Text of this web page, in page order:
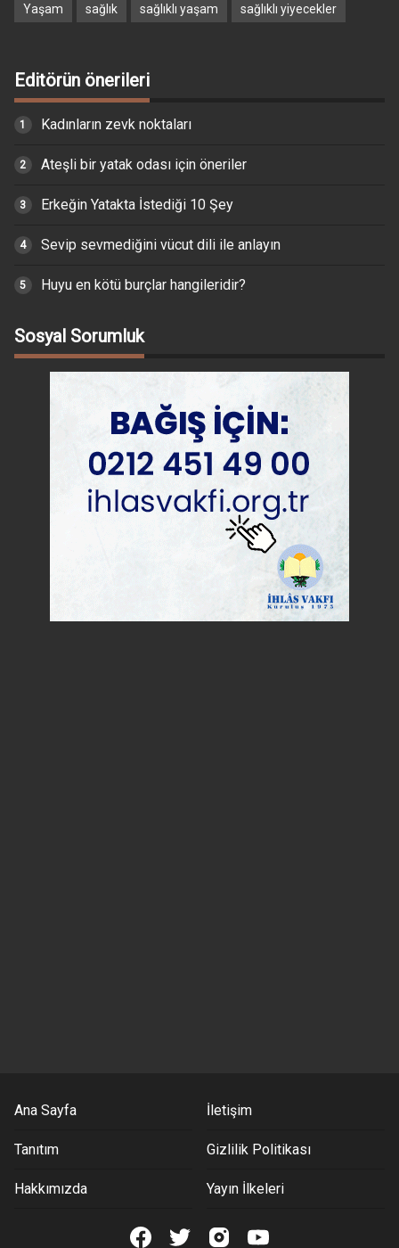
Yaşam sağlık sağlıklı yaşam sağlıklı yiyecekler
Editörün önerileri
Kadınların zevk noktaları
Ateşli bir yatak odası için öneriler
Erkeğin Yatakta İstediği 10 Şey
Sevip sevmediğini vücut dili ile anlayın
Huyu en kötü burçlar hangileridir?
Sosyal Sorumluk
Ana Sayfa İletişim
Tanıtım Gizlilik Politikası
Hakkımızda Yayın İlkeleri